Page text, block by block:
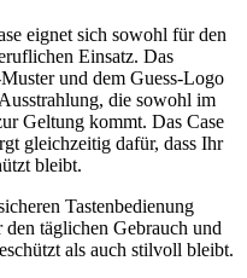
eignet sich sowohl für den
Einsatz. Das
und dem Guess-Logo
die sowohl im
Geltung kommt. Das Case
gleichzeitig dafür, dass Ihr
bleibt.
Tastenbedienung
täglichen Gebrauch und
als auch stilvoll bleibt.